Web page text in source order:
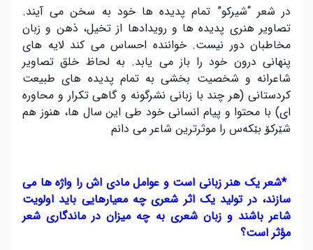
در شعر “شیرکو” تمام پدیده ها خود به سخن می آیند.
تصاویر هنری پدیده ها و رویدادها از تخیل، ذهن و زبان
مخاطبان دور نیست. خواننده احساس می کند لایه های
پنهانی درون خود را باز می یابد. به لحاظ خلق تصاویر
شاعرانه و شخصیت بخشی به تمام پدیده های طبیعت
کردستانی (هر چند با زبانی نشرگونه و گاهی تکرار و محاوره
ای) با محتوا و پیام انسانی خود طی این سال ها، هنوز هم
شێرکۆ بێکه‌س را موثرترین شاعر می دانم
*شعر یک هنر زبانی است و عوامل مادی اش را واژه ها می
سازند، در تولید یک اثر شعری چه معیارهایی باید اولویت
شاعر باشند و زبان شعری به چه میزان در ماندگاری شعر
مؤثر است؟